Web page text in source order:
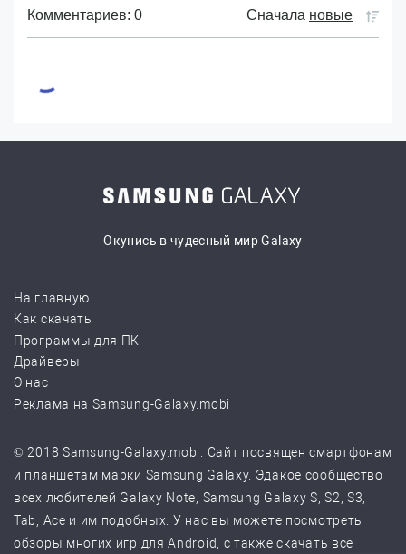
Комментариев: 0 Сначала новые
Окунись в чудесный мир Galaxy
На главную
Как скачать
Программы для ПК
Драйверы
О нас
Реклама на Samsung-Galaxy.mobi
© 2018 Samsung-Galaxy.mobi. Сайт посвящен смартфонам
и планшетам марки Samsung Galaxy. Эдакое сообщество
всех любителей Galaxy Note, Samsung Galaxy S, S2, S3,
Tab, Ace и им подобных. У нас вы можете посмотреть
обзоры многих игр для Android, с также скачать все